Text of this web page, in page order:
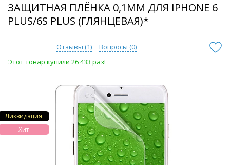
ЗАЩИТНАЯ ПЛЁНКА 0,1ММ ДЛЯ IPHONE 6
PLUS/6S PLUS (ГЛЯНЦЕВАЯ)*
Отзывы (1) Вопросы (0)
Этот товар купили 26 433 раз!
Ликвидация
Хит